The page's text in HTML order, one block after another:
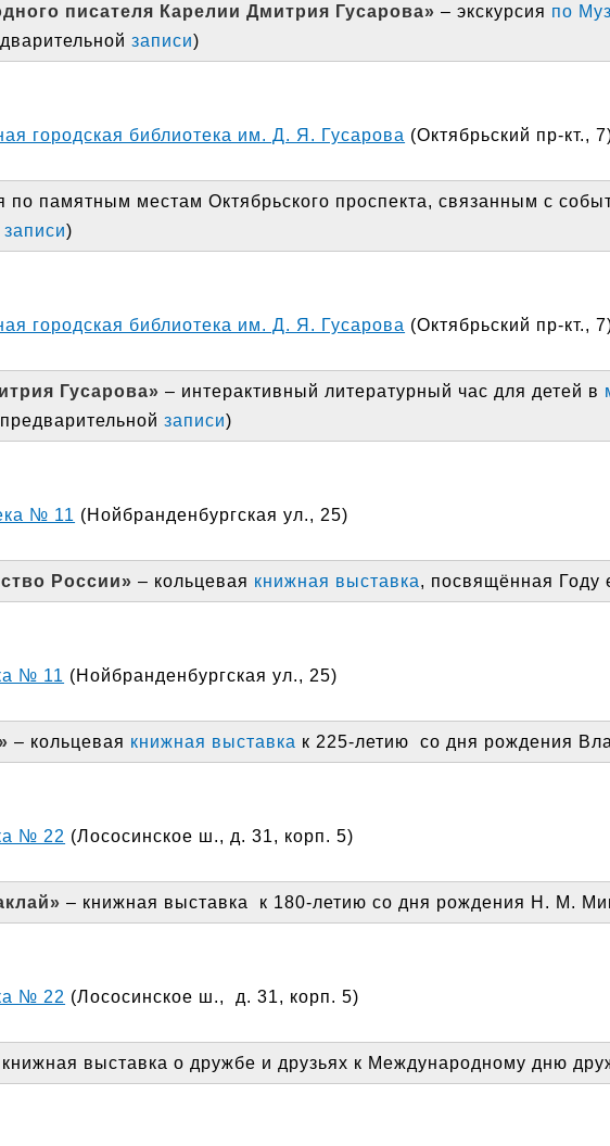
писателя Карелии Дмитрия Гусарова» – экскурсия по
записи)
городская библиотека им. Д. Я. Гусарова (Октябрьский пр-кт.,
по памятным местам Октябрьского проспекта, связанным с
записи)
городская библиотека им. Д. Я. Гусарова (Октябрьский пр-кт.,
Гусарова» – интерактивный литературный час для детей в
записи)
№ 11 (Нойбранденбургская ул., 25)
России» – кольцевая книжная выставка, посвящённая Году
№ 11 (Нойбранденбургская ул., 25)
– кольцевая книжная выставка к 225-летию со дня рождения
№ 22 (Лососинское ш., д. 31, корп. 5)
– книжная выставка к 180-летию со дня рождения Н. М.
№ 22 (Лососинское ш., д. 31, корп. 5)
выставка о дружбе и друзьях к Международному дню